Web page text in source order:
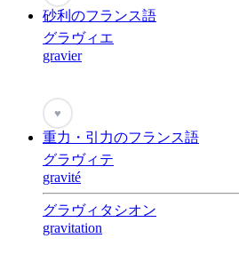
砂利のフランス語
グラヴィエ
gravier
♥
重力・引力のフランス語
グラヴィテ
gravité
グラヴィタシオン
gravitation